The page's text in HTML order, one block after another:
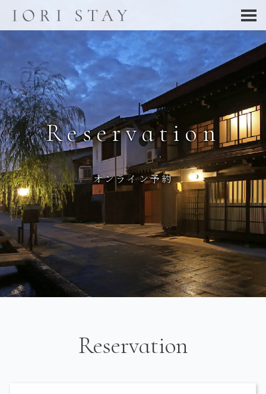
Reservation
オンライン予約
Reservation